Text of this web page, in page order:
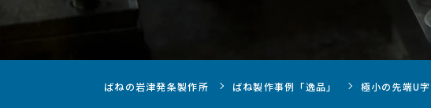
圧縮ばね
ばねの岩津発条製作所 ばね製作事例「逸品」 極小の先端U